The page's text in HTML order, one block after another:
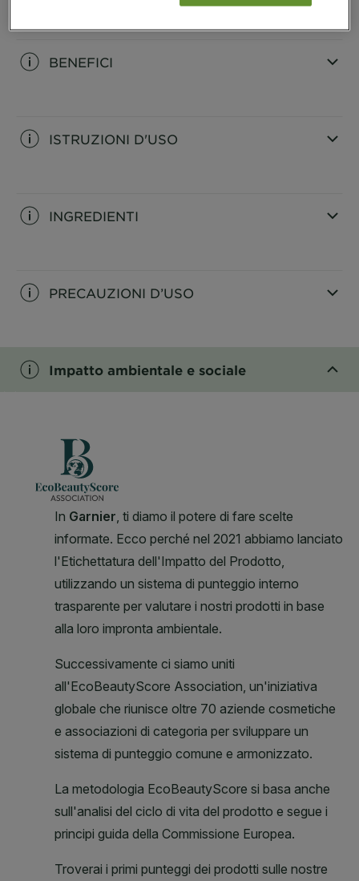
BENEFICI
ISTRUZIONI D'USO
INGREDIENTI
PRECAUZIONI D’USO
Impatto ambientale e sociale